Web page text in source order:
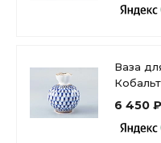
Ваза
6 450 ₽